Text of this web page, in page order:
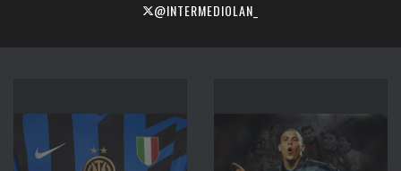
@INTERMEDIOLAN_